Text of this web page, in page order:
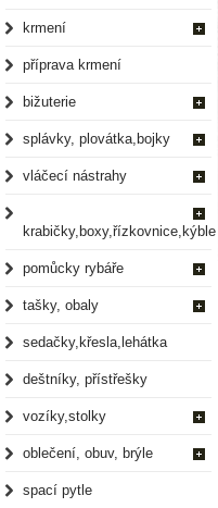
krmení
příprava krmení
bižuterie
splávky, plovátka,bojky
vláčecí nástrahy
krabičky,boxy,řízkovnice,kýble
pomůcky rybáře
tašky, obaly
sedačky,křesla,lehátka
deštníky, přístřešky
vozíky,stolky
oblečení, obuv, brýle
spací pytle